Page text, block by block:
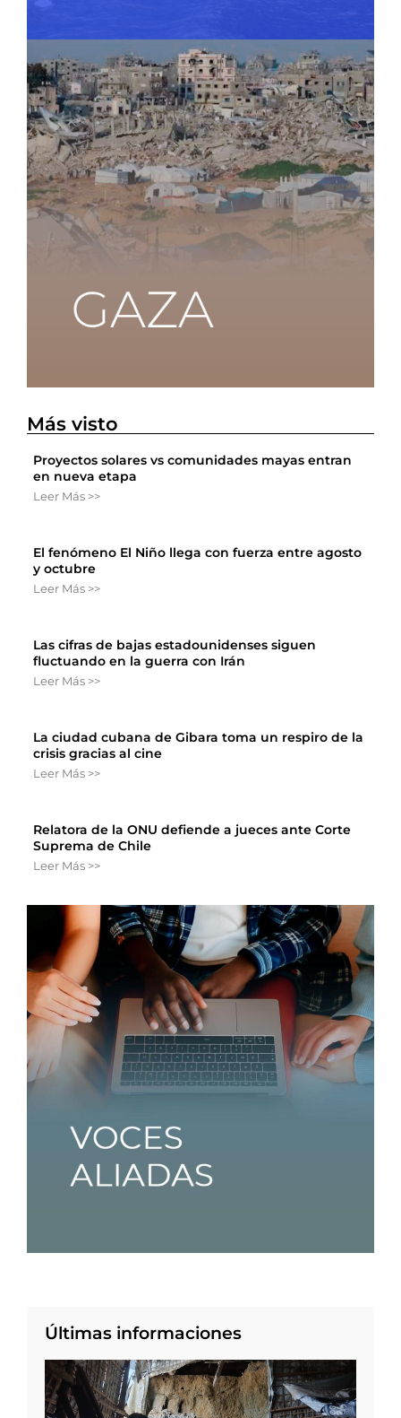
Más visto
Proyectos solares vs comunidades mayas entran
en nueva etapa
Leer Más >>
El fenómeno El Niño llega con fuerza entre agosto
y octubre
Leer Más >>
Las cifras de bajas estadounidenses siguen
fluctuando en la guerra con Irán
Leer Más >>
La ciudad cubana de Gibara toma un respiro de la
crisis gracias al cine
Leer Más >>
Relatora de la ONU defiende a jueces ante Corte
Suprema de Chile
Leer Más >>
Últimas informaciones